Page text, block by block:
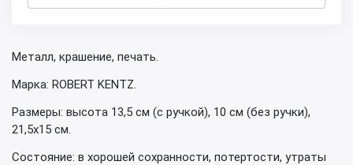
Металл, крашение, печать.
Марка: ROBERT KENTZ.
Размеры: высота 13,5 см (с ручкой), 10 см (без ручки),
21,5х15 см.
Состояние: в хорошей сохранности, потертости, утраты